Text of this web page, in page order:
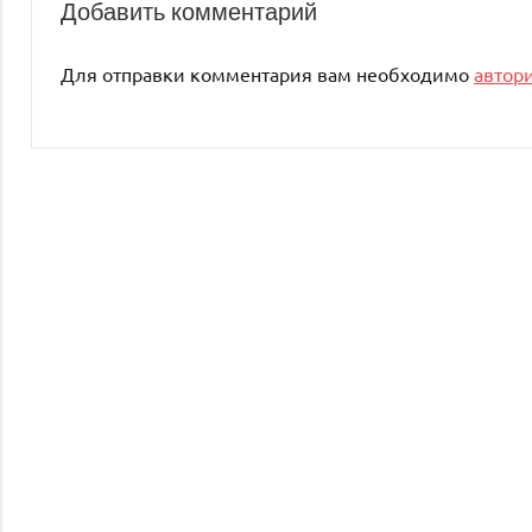
Добавить комментарий
Для отправки комментария вам необходимо